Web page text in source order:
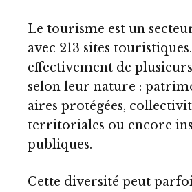
Le tourisme est un
avec 213 sites
effectivement de
selon leur nature :
aires protégées,
territoriales ou encore
publiques.
Cette diversité peut